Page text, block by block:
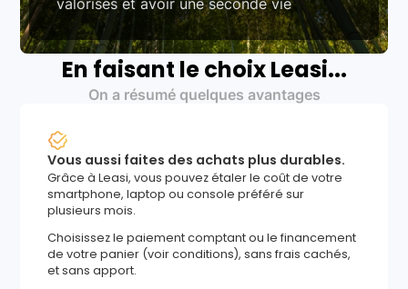
En faisant le choix Leasi...
On a résumé quelques avantages
Vous aussi faites des achats plus durables.
Grâce à Leasi, vous pouvez étaler le coût de votre
smartphone, laptop ou console préféré sur
plusieurs mois.
Choisissez le paiement comptant ou le financement
de votre panier (voir conditions), sans frais cachés,
et sans apport.